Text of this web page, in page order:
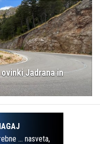
Jadrana in
… nasveta,